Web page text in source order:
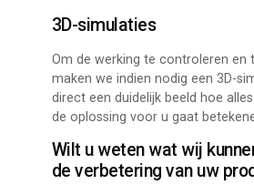
3D-simulaties
Om de werking te controleren en
maken we indien nodig een 3D-
direct een duidelijk beeld hoe
de oplossing voor u gaat
Wilt u weten wat wij
de verbetering van uw